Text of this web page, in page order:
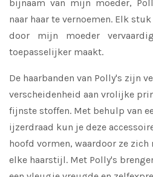
bijnaam van mijn moeder,
naar haar te vernoemen. Elk
door mijn moeder
toepasselijker maakt.
De haarbanden van Polly's zijn
verscheidenheid aan vrolijke
fijnste stoffen. Met behulp van
ijzerdraad kun je deze
hoofd vormen, waardoor ze zich
elke haarstijl. Met Polly's